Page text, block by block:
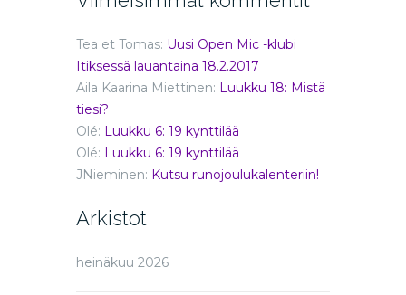
Tea et Tomas: Uusi Open Mic -klubi
Itiksessä lauantaina 18.2.2017
Aila Kaarina Miettinen: Luukku 18: Mistä
tiesi?
Olé: Luukku 6: 19 kynttilää
Olé: Luukku 6: 19 kynttilää
JNieminen: Kutsu runojoulukalenteriin!
Arkistot
heinäkuu 2026